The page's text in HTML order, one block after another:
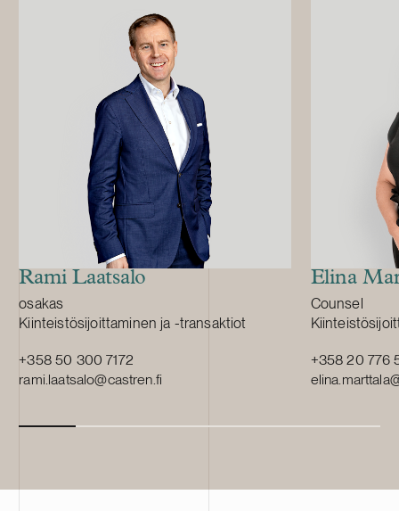
Rami Laatsalo
Position:
osakas
Primary service
Kiinteistösijoittaminen ja -transaktiot
+358 50 300 7172
rami.laatsalo@castren.fi
Elina
Position:
Counsel
Primary
+358 20 776